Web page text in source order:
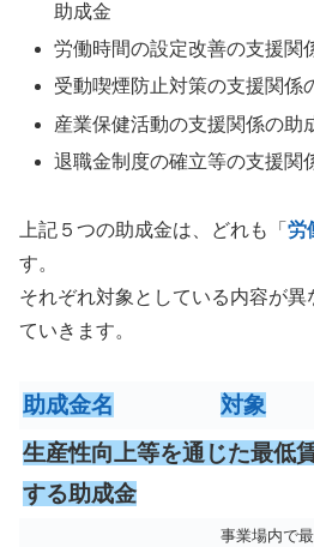
助成金
労働時間の設定改善の支援関
受動喫煙防止対策の支援関係
産業保健活動の支援関係の助
退職金制度の確立等の支援関
上記５つの助成金は、どれも「 労
す。
それぞれ対象としている内容が
ていきます。
助成金名
対象
生産性向上等を通じた最低
する助成金
事業場内で